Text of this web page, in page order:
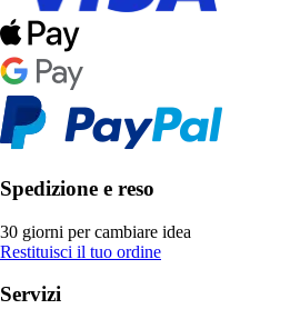
Spedizione e reso
30 giorni per cambiare idea
Restituisci il tuo ordine
Servizi